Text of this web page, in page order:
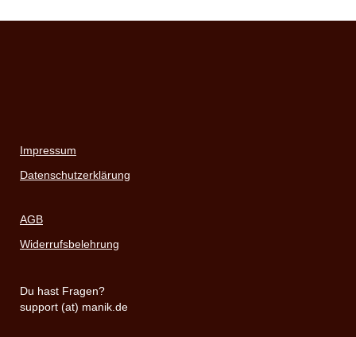
Impressum
Datenschutzerklärung
AGB
Widerrufsbelehrung
Du hast Fragen?
support (at) manik.de